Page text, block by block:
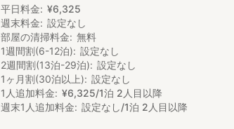
平日料金 ¥6,325
週末料金
設定なし
部屋の清掃料金
無料
1週間割(6-12泊)
設定なし
2週間割(13泊-29泊)
設定なし
1ヶ月割(30泊以上)
設定なし
1人追加料金
¥6,325/1泊 2人目以降
週末1人追加料金
設定なし/1泊 2人目以降